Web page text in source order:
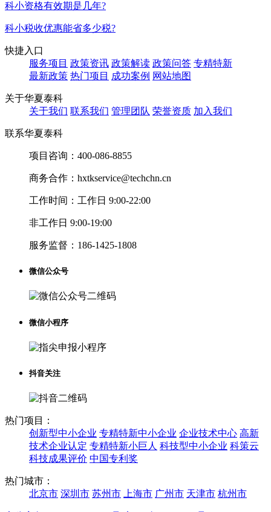
科小资格有效期是几年?
科小税收优惠能省多少税?
快捷入口
服务项目 政策资讯 政策解读 政策问答 专精特新
最新政策 热门项目 成功案例 网站地图
关于华夏泰科
关于我们 联系我们 管理团队 荣誉资质 加入我们
联系华夏泰科
项目咨询： 400-086-8855
商务合作： hxtkservice@techchn.cn
工作时间： 工作日 9:00-22:00
非工作日 9:00-19:00
服务监督： 186-1425-1808
微信公众号
微信小程序
抖音关注
热门项目：
创新型中小企业 专精特新中小企业 企业技术中心 高新
技术企业认定 专精特新小巨人 科技型中小企业 科策云
科技成果评价 中国专利奖
热门城市：
北京市 深圳市 苏州市 上海市 广州市 天津市 杭州市